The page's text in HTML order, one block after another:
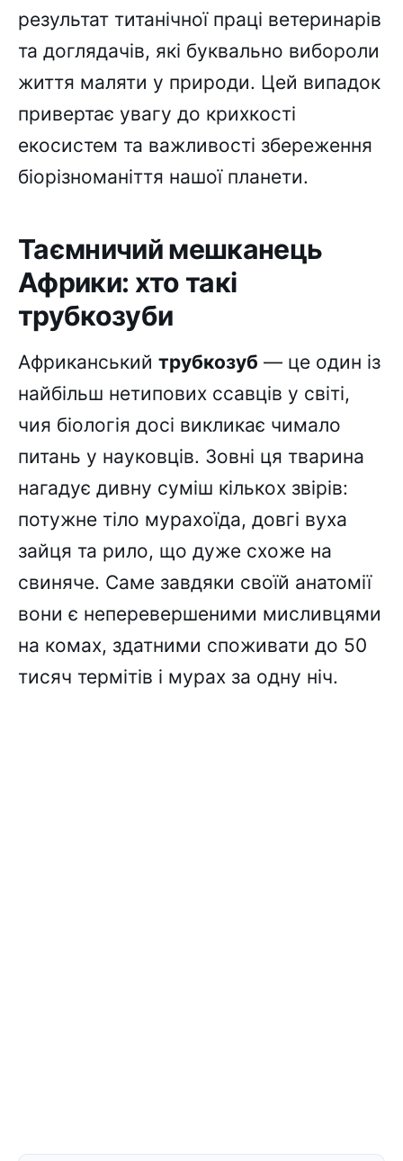
результат титанічної праці ветеринарів
та доглядачів, які буквально вибороли
життя маляти у природи. Цей випадок
привертає увагу до крихкості
екосистем та важливості збереження
біорізноманіття нашої планети.
Таємничий мешканець
Африки: хто такі
трубкозуби
Африканський трубкозуб — це один із
найбільш нетипових ссавців у світі,
чия біологія досі викликає чимало
питань у науковців. Зовні ця тварина
нагадує дивну суміш кількох звірів:
потужне тіло мурахоїда, довгі вуха
зайця та рило, що дуже схоже на
свиняче. Саме завдяки своїй анатомії
вони є неперевершеними мисливцями
на комах, здатними споживати до 50
тисяч термітів і мурах за одну ніч.